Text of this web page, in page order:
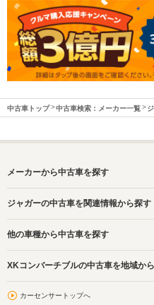
中古車トップ 中古車検索：メーカー一覧
メーカーから中古車を探す
ジャガーの中古車を関連情報から探す
他の車種から中古車を探す
XKコンバーチブルの中古車を地域か
カーセンサートップへ